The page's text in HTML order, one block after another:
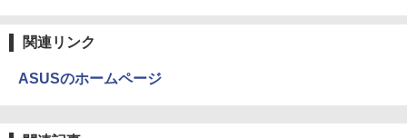
関連リンク
ASUSのホームページ